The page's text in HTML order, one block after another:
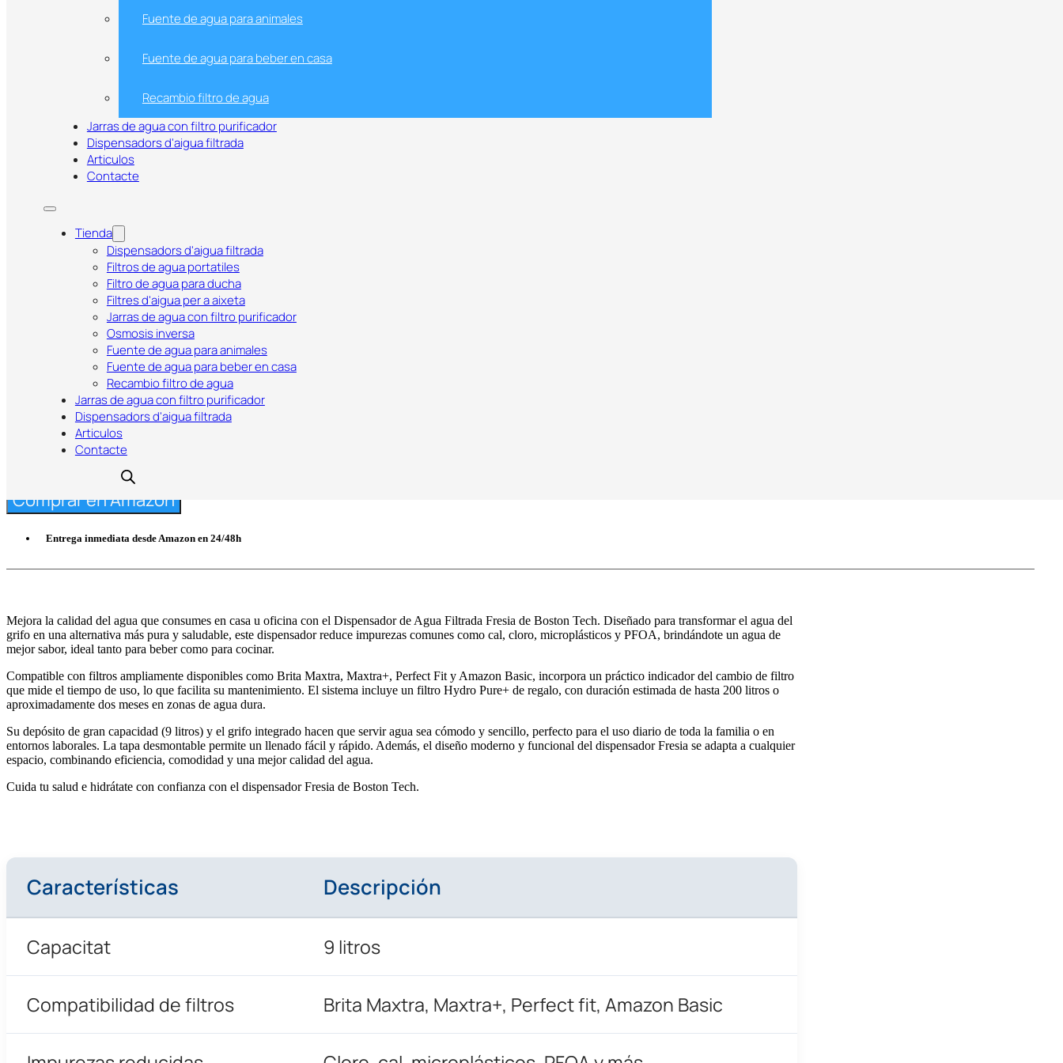
Fuente de agua para animales
Fuente de agua para beber en casa
Recambio filtro de agua
Jarras de agua con filtro purificador
Dispensadors d'aigua filtrada
Articulos
Contacte
Tienda
Dispensadors d'aigua filtrada
Filtros de agua portatiles
Filtro de agua para ducha
Filtres d'aigua per a aixeta
Jarras de agua con filtro purificador
Osmosis inversa
Fuente de agua para animales
Fuente de agua para beber en casa
Recambio filtro de agua
Jarras de agua con filtro purificador
Dispensadors d'aigua filtrada
Articulos
Contacte
Dispensador de Agua Filtrada 9L Boston Tech Fresia –
Compatible con Filtros Brita Maxtra, Maxtra+, Amazon
Basic – Con Grifo y Filtro de Regalo
53,19 €
Comprar en Amazon
Entrega inmediata desde Amazon en 24/48h
Mejora la calidad del agua que consumes en casa u oficina con el Dispensador de Agua Filtrada Fresia de Boston Tech. Diseñado para transformar el agua del
grifo en una alternativa más pura y saludable, este dispensador reduce impurezas comunes como cal, cloro, microplásticos y PFOA, brindándote un agua de
mejor sabor, ideal tanto para beber como para cocinar.
Compatible con filtros ampliamente disponibles como Brita Maxtra, Maxtra+, Perfect Fit y Amazon Basic, incorpora un práctico indicador del cambio de filtro
que mide el tiempo de uso, lo que facilita su mantenimiento. El sistema incluye un filtro Hydro Pure+ de regalo, con duración estimada de hasta 200 litros o
aproximadamente dos meses en zonas de agua dura.
Su depósito de gran capacidad (9 litros) y el grifo integrado hacen que servir agua sea cómodo y sencillo, perfecto para el uso diario de toda la familia o en
entornos laborales. La tapa desmontable permite un llenado fácil y rápido. Además, el diseño moderno y funcional del dispensador Fresia se adapta a cualquier
espacio, combinando eficiencia, comodidad y una mejor calidad del agua.
Cuida tu salud e hidrátate con confianza con el dispensador Fresia de Boston Tech.
Características Descripción
Capacitat 9 litros
Compatibilidad de filtros Brita Maxtra, Maxtra+, Perfect fit, Amazon Basic